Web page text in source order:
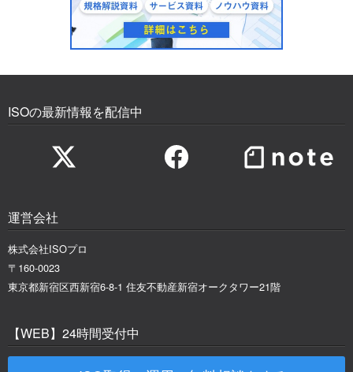
ISOの最新情報を配信中
運営会社
株式会社ISOプロ
〒160-0023
東京都新宿区西新宿6-8-1 住友不動産新宿オークタワー21階
【WEB】24時間受付中